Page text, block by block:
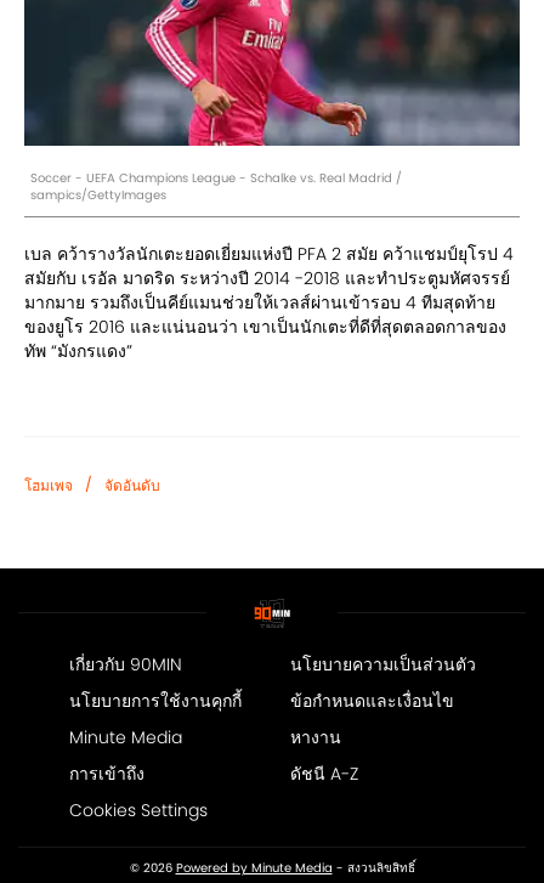
Soccer - UEFA Champions League - Schalke vs. Real Madrid /
sampics/GettyImages
เบล คว้ารางวัลนักเตะยอดเยี่ยมแห่งปี PFA 2 สมัย คว้าแชมป์ยุโรป 4
สมัยกับ เรอัล มาดริด ระหว่างปี 2014 -2018 และทำประตูมหัศจรรย์
มากมาย รวมถึงเป็นคีย์แมนช่วยให้เวลส์ผ่านเข้ารอบ 4 ทีมสุดท้าย
ของยูโร 2016 และแน่นอนว่า เขาเป็นนักเตะที่ดีที่สุดตลอดกาลของ
ทัพ “มังกรแดง”
โฮมเพจ / จัดอันดับ
เกี่ยวกับ 90MIN
นโยบายความเป็นส่วนตัว
นโยบายการใช้งานคุกกี้
ข้อกำหนดและเงื่อนไข
Minute Media
หางาน
การเข้าถึง
ดัชนี A-Z
Cookies Settings
© 2026 Powered by Minute Media - สงวนลิขสิทธิ์